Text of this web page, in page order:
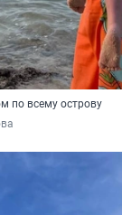
по всему острову